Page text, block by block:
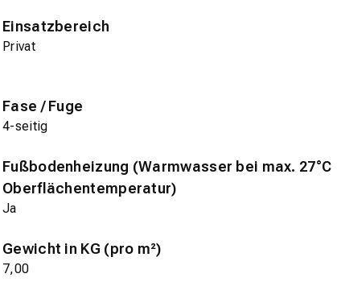
Einsatzbereich
Privat
Fase / Fuge
4-seitig
Fußbodenheizung (Warmwasser bei max. 27°C
Oberflächentemperatur)
Ja
Gewicht in KG (pro m²)
7,00